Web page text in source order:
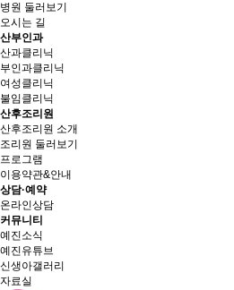
병원 둘러보기
오시는 길
산부인과
산과클리닉
부인과클리닉
여성클리닉
불임클리닉
산후조리원
산후조리원 소개
조리원 둘러보기
프로그램
이용약관&안내
상담·예약
온라인상담
커뮤니티
예진소식
예진유튜브
신생아갤러리
자료실